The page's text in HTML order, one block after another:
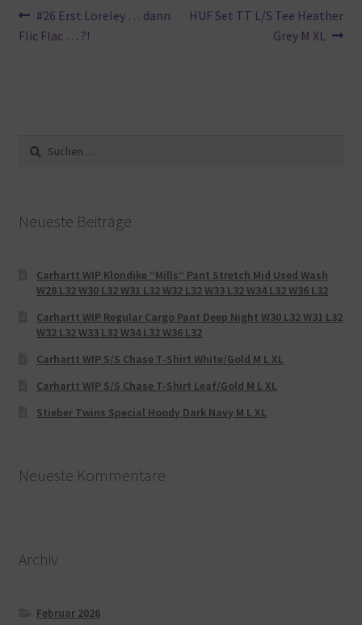
Beitragsnavigation
Vorheriger
Beitrag:
#26 Erst Loreley … dann
Flic Flac … ?!
Nächster
HUF Set TT L/S Tee Heather
Grey M XL
Suche
nach:
Neueste Beiträge
Carhartt WIP Klondike “Mills“ Pant Stretch Mid Used Wash
W28 L32 W30 L32 W31 L32 W32 L32 W33 L32 W34 L32 W36 L32
Carhartt WIP Regular Cargo Pant Deep Night W30 L32 W31 L32
W32 L32 W33 L32 W34 L32 W36 L32
Carhartt WIP S/S Chase T-Shirt White/Gold M L XL
Carhartt WIP S/S Chase T-Shirt Leaf/Gold M L XL
Stieber Twins Special Hoody Dark Navy M L XL
Neueste Kommentare
Archiv
Februar 2026